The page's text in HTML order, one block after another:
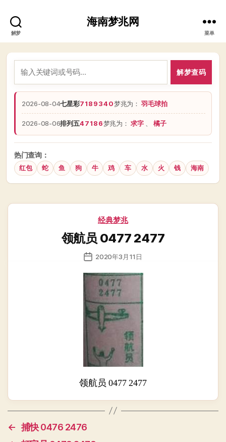
解梦
海南梦兆网
菜单
解梦查码
2026-08-04七星彩7189340梦兆为：羽毛球拍
2026-08-06排列五47186梦兆为：求字 橘子
热门查询：
红包 蛇 鱼 狗 牛 鸡 车 水 火 钱 海南
分
经典梦兆
领航员 0477 2477
发
日
2020年3月11日
领航员 0477 2477
← 捕快 0476 2476